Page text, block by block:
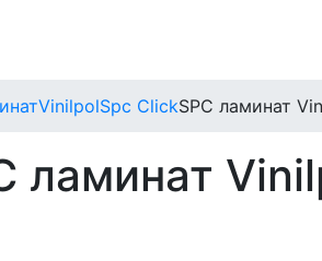
VinilpolSpc ClickSPC ламинат
ламинат